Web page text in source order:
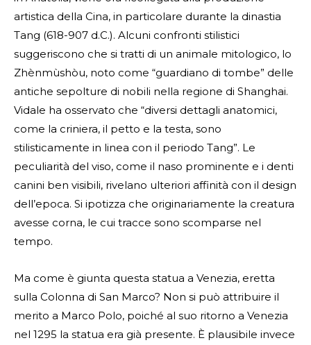
artistica della Cina, in particolare durante la dinastia
Tang (618-907 d.C.). Alcuni confronti stilistici
suggeriscono che si tratti di un animale mitologico, lo
Zhènmùshòu, noto come “guardiano di tombe” delle
antiche sepolture di nobili nella regione di Shanghai.
Vidale ha osservato che “diversi dettagli anatomici,
come la criniera, il petto e la testa, sono
stilisticamente in linea con il periodo Tang”. Le
peculiarità del viso, come il naso prominente e i denti
canini ben visibili, rivelano ulteriori affinità con il design
dell’epoca. Si ipotizza che originariamente la creatura
avesse corna, le cui tracce sono scomparse nel
tempo.
Ma come è giunta questa statua a Venezia, eretta
sulla Colonna di San Marco? Non si può attribuire il
merito a Marco Polo, poiché al suo ritorno a Venezia
nel 1295 la statua era già presente. È plausibile invece